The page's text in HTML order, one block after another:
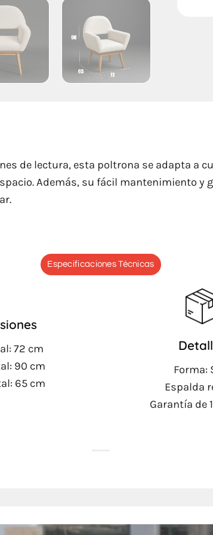
de lectura, esta poltrona se adapta a
Además, su fácil mantenimiento y
Especificaciones Técnicas
72 cm
90 cm
65 cm
Forma:
Espalda
Garantía de